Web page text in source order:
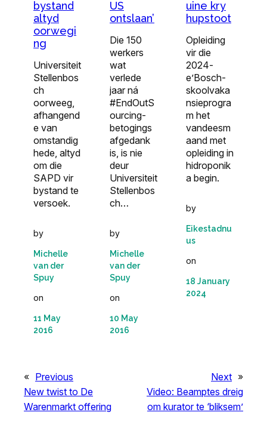
bystand
altyd
oorwegi
ng
Universiteit
Stellenbos
ch
oorweeg,
afhangend
e van
omstandig
hede, altyd
om die
SAPD vir
bystand te
versoek.
by
Michelle
van der
Spuy
on
11 May
2016
US
ontslaan’
Die 150
werkers
wat
verlede
jaar ná
#EndOutS
ourcing-
betogings
afgedank
is, is nie
deur
Universiteit
Stellenbos
ch…
by
Michelle
van der
Spuy
on
10 May
2016
uine kry
hupstoot
Opleiding
vir die
2024-
e’Bosch-
skoolvaka
nsieprogra
m het
vandeesm
aand met
opleiding in
hidroponik
a begin.
by
Eikestadnu
us
on
18 January
2024
« Previous
New twist to De
Warenmarkt offering
Next »
Video: Beamptes dreig
om kurator te ‘bliksem’